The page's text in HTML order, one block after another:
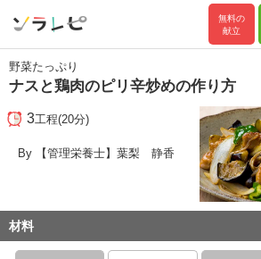
無料の
献立
野菜たっぷり
ナスと鶏肉のピリ辛炒めの作り方
3工程(20分)
By 【管理栄養士】葉梨 静香
材料